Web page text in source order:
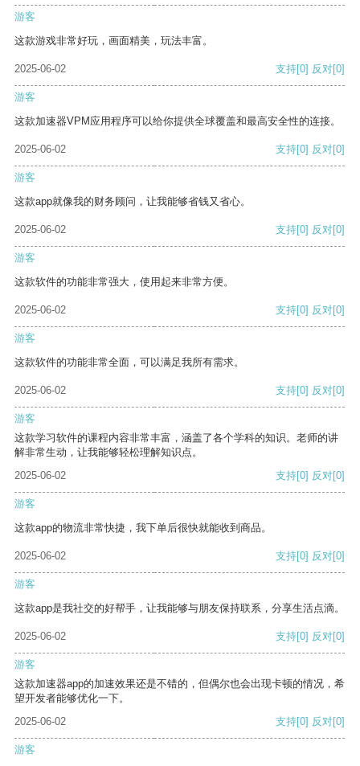
游客
这款游戏非常好玩，画面精美，玩法丰富。
2025-06-02 支持[0] 反对[0]
游客
这款加速器VPM应用程序可以给你提供全球覆盖和最高安全性的连接。
2025-06-02 支持[0] 反对[0]
游客
这款app就像我的财务顾问，让我能够省钱又省心。
2025-06-02 支持[0] 反对[0]
游客
这款软件的功能非常强大，使用起来非常方便。
2025-06-02 支持[0] 反对[0]
游客
这款软件的功能非常全面，可以满足我所有需求。
2025-06-02 支持[0] 反对[0]
游客
这款学习软件的课程内容非常丰富，涵盖了各个学科的知识。老师的讲
解非常生动，让我能够轻松理解知识点。
2025-06-02
支持[0] 反对[0]
游客
这款app的物流非常快捷，我下单后很快就能收到商品。
2025-06-02 支持[0] 反对[0]
游客
这款app是我社交的好帮手，让我能够与朋友保持联系，分享生活点滴。
2025-06-02 支持[0] 反对[0]
游客
这款加速器app的加速效果还是不错的，但偶尔也会出现卡顿的情况，希
望开发者能够优化一下。
2025-06-02
支持[0] 反对[0]
游客